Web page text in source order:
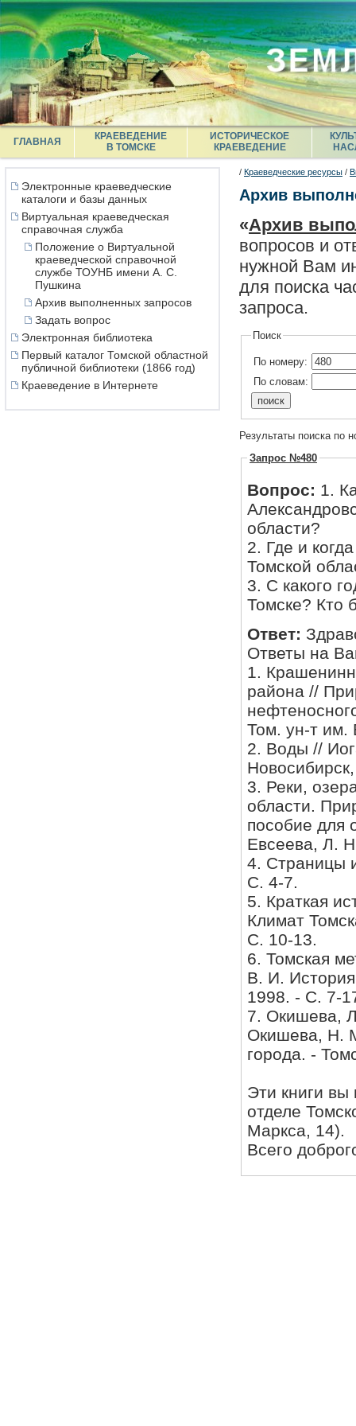
ГЛАВНАЯ
КРАЕВЕДЕНИЕ
В ТОМСКЕ
ИСТОРИЧЕСКОЕ
КРАЕВЕДЕНИЕ
Электронные краеведческие
каталоги и базы данных
Виртуальная краеведческая
справочная служба
Положение о Виртуальной
краеведческой справочной
службе ТОУНБ имени А. С.
Пушкина
Архив выполненных запросов
Задать вопрос
Электронная библиотека
Первый каталог Томской областной
публичной библиотеки (1866 год)
Краеведение в Интернете
/ Краеведческие ресурсы /
Архив
«Архив
вопросов и
нужной Вам
для поиска
запроса.
Поиск
По номеру:
По словам:
Результаты поиска по
Запрос №480
Вопрос: 1.
области?
2. Где и
Томской
3. С какого
Томске? Кто
Ответ:
Ответы на
1.
района //
Том. ун-т
2. Воды //
3. Реки,
области.
пособие для
Евсеева, Л.
4. Страницы
С. 4-7.
5. Краткая
Климат
С. 10-13.
6. Томская
В. И. История
1998. - С. 7-
7. Окишева,
Окишева, Н.
города. -
Эти книги вы
отделе
Маркса, 14).
Всего